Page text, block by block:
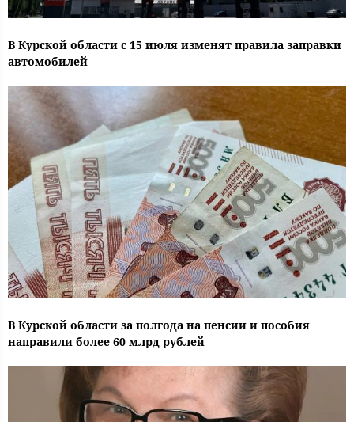
В Курской области с 15 июля изменят правила заправки
автомобилей
В Курской области за полгода на пенсии и пособия
направили более 60 млрд рублей